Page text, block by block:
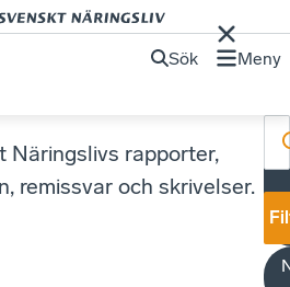
Sök Meny
Näringslivs rapporter,
remissvar och skrivelser.